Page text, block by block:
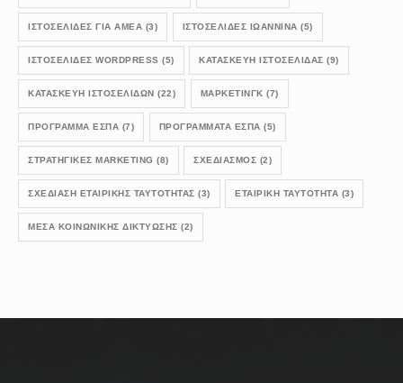
ΙΣΤΟΣΕΛΙΔΕΣ ΓΙΑ ΑΜΕΑ (3) ΙΣΤΟΣΕΛΙΔΕΣ ΙΩΑΝΝΙΝΑ (5)
ΙΣΤΟΣΕΛΊΔΕΣ WORDPRESS (5) ΚΑΤΑΣΚΕΥΗ ΙΣΤΟΣΕΛΙΔΑΣ (9)
ΚΑΤΑΣΚΕΥΗ ΙΣΤΟΣΕΛΙΔΩΝ (22) ΜΑΡΚΕΤΙΝΓΚ (7)
ΠΡΟΓΡΑΜΜΑ ΕΣΠΑ (7) ΠΡΟΓΡΑΜΜΑΤΑ ΕΣΠΑ (5)
ΣΤΡΑΤΗΓΙΚΕΣ MARKETING (8) ΣΧΕΔΙΑΣΜΟΣ (2)
ΣΧΕΔΊΑΣΗ ΕΤΑΙΡΙΚΉΣ ΤΑΥΤΌΤΗΤΑΣ (3) ΕΤΑΙΡΙΚΉ ΤΑΥΤΌΤΗΤΑ (3)
ΜΈΣΑ ΚΟΙΝΩΝΙΚΉΣ ΔΙΚΤΎΩΣΗΣ (2)